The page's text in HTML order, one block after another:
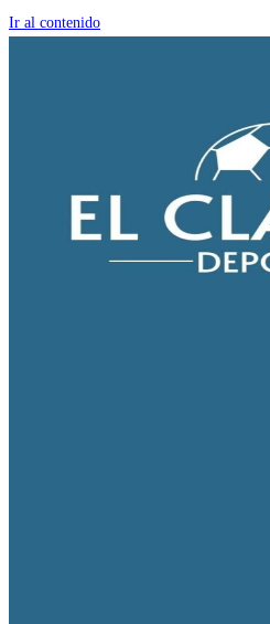
Ir al contenido